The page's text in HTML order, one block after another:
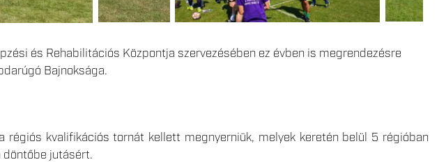
és Rehabilitációs Központja szervezésében ez évben is megrendezésre
Bajnoksága.
kvalifikációs tornát kellett megnyerniük, melyek keretén belül 5 régióban
döntőbe jutásért.